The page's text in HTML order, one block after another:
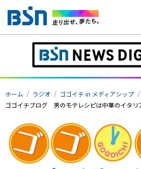
ホーム
テレビ
ラジオ
アナウンサー
イベント
ホーム ラジオ
ゴゴイチ in メディアシップ
ゴゴイチブログ 男のモテレシピは中華のイタリ